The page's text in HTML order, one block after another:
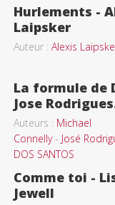
Hurlements -
Laipsker
Auteur : Alexis
La formule de
Jose
Auteurs : Michael
Connelly- José
DOS SANTOS
Comme toi -
Jewell